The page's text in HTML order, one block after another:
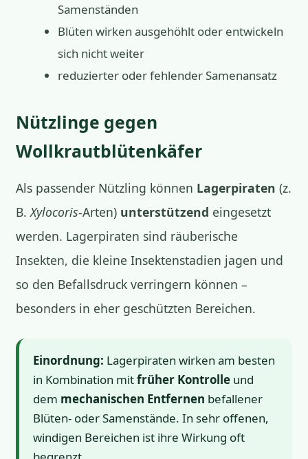
Samenständen
Blüten wirken ausgehöhlt oder entwickeln
sich nicht weiter
reduzierter oder fehlender Samenansatz
Nützlinge gegen
Wollkrautblütenkäfer
Als passender Nützling können Lagerpiraten (z.
B.Xylocoris-Arten) unterstützend eingesetzt
werden. Lagerpiraten sind räuberische
Insekten, die kleine Insektenstadien jagen und
so den Befallsdruck verringern können –
besonders in eher geschützten Bereichen.
Einordnung: Lagerpiraten wirken am besten
in Kombination mitfrüher Kontrolleund
dem mechanischen Entfernen befallener
Blüten- oder Samenstände. In sehr offenen,
windigen Bereichen ist ihre Wirkung oft